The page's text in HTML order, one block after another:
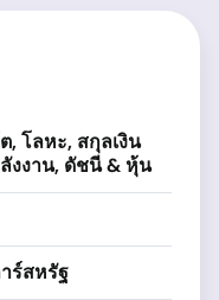
, โลหะ, สกุลเงิน
งงาน, ดัชนี & หุ้น
ร์สหรัฐ